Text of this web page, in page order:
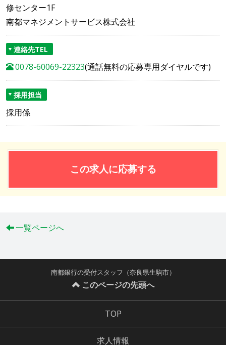
修センター1F
南都マネジメントサービス株式会社
連絡先TEL
0078-60069-22323(通話無料の応募専用ダイヤルです)
採用担当
採用係
この求人に応募する
一覧ページへ
南都銀行の受付スタッフ（奈良県生駒市）
このページの先頭へ
TOP
求人情報